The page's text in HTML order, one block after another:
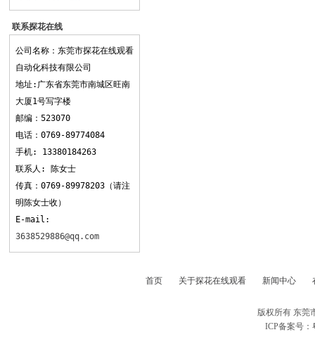
联系探花在线
观看
公司名称：东莞市探花在线观看
自动化科技有限公司
地址:广东省东莞市南城区旺南
大厦1号写字楼
邮编：523070
电话：0769-89774084
手机: 13380184263
联系人: 陈女士
传真：0769-89978203（请注
明陈女士收）
E-mail:
3638529886@qq.com
首页 关于探花在线观看 新闻中心
版权所有 东莞
ICP备案号：